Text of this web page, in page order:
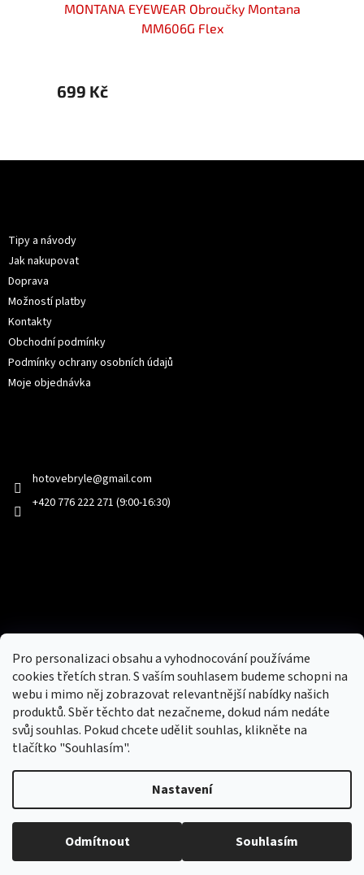
Pro personalizaci obsahu a vyhodnocování používáme
cookies třetích stran. S vaším souhlasem budeme schopni na
webu i mimo něj zobrazovat relevantnější nabídky našich
produktů. Sběr těchto dat nezačneme, dokud nám nedáte
svůj souhlas. Pokud chcete udělit souhlas, klikněte na
tlačítko "Souhlasím".
Nastavení
Odmítnout Souhlasím
MONTANA EYEWEAR Obroučky Montana
MM606G Flex
699 Kč
Tipy a návody
Jak nakupovat
Doprava
Možností platby
Kontakty
Obchodní podmínky
Podmínky ochrany osobních údajů
Moje objednávka
hotovebryle@gmail.com
+420 776 222 271 (9:00-16:30)
Nový obchod s batohy, cestovními zavazadly, tašky a peněženky
Copyright 2026hotovebryle.cz
. Všechna práva